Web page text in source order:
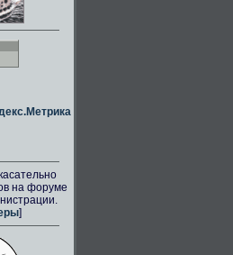
на форуме
]